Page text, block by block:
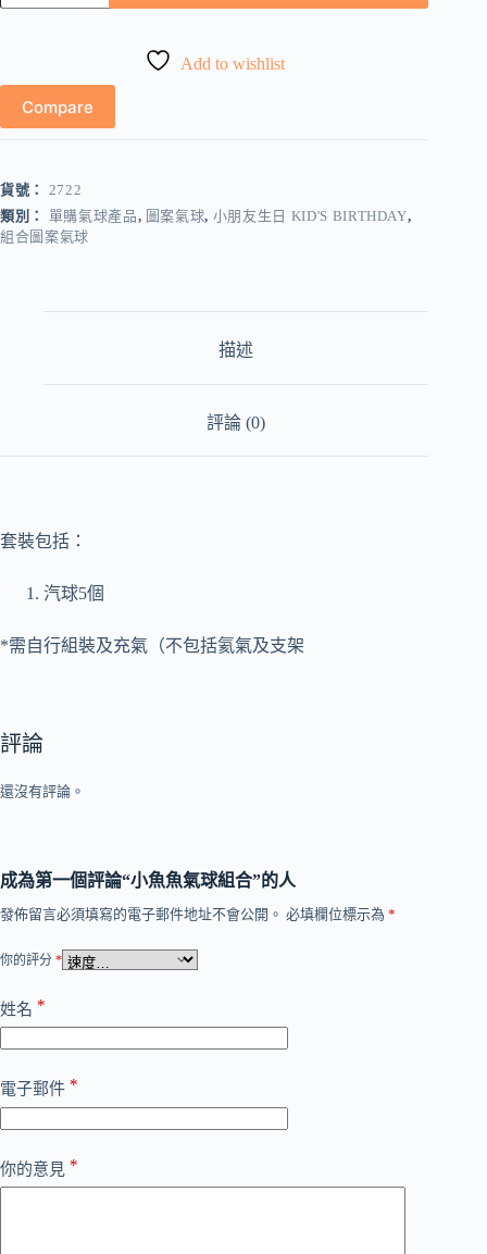
組
數
Add to wishlist
Compare
貨號： 2722
類別： 單購氣球產品, 圖案氣球, 小朋友生日 KID'S BIRTHDAY,
組合圖案氣球
描述
評論 (0)
套裝包括：
汽球5個
*需自行組裝及充氣（不包括氦氣及支架
評論
還沒有評論。
成為第一個評論“小魚魚氣球組合”的人
發佈留言必須填寫的電子郵件地址不會公開。 必填欄位標示為 *
你的評分 *
姓名 *
電子郵件 *
你的意見 *